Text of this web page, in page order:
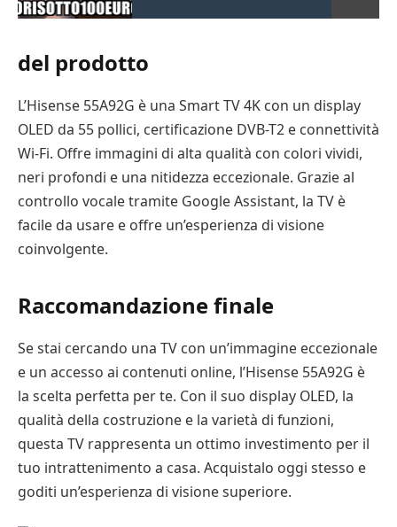
del prodotto
L’Hisense 55A92G è una Smart TV 4K con un display
OLED da 55 pollici, certificazione DVB-T2 e connettività
Wi-Fi. Offre immagini di alta qualità con colori vividi,
neri profondi e una nitidezza eccezionale. Grazie al
controllo vocale tramite Google Assistant, la TV è
facile da usare e offre un’esperienza di visione
coinvolgente.
Raccomandazione finale
Se stai cercando una TV con un’immagine eccezionale
e un accesso ai contenuti online, l’Hisense 55A92G è
la scelta perfetta per te. Con il suo display OLED, la
qualità della costruzione e la varietà di funzioni,
questa TV rappresenta un ottimo investimento per il
tuo intrattenimento a casa. Acquistalo oggi stesso e
goditi un’esperienza di visione superiore.